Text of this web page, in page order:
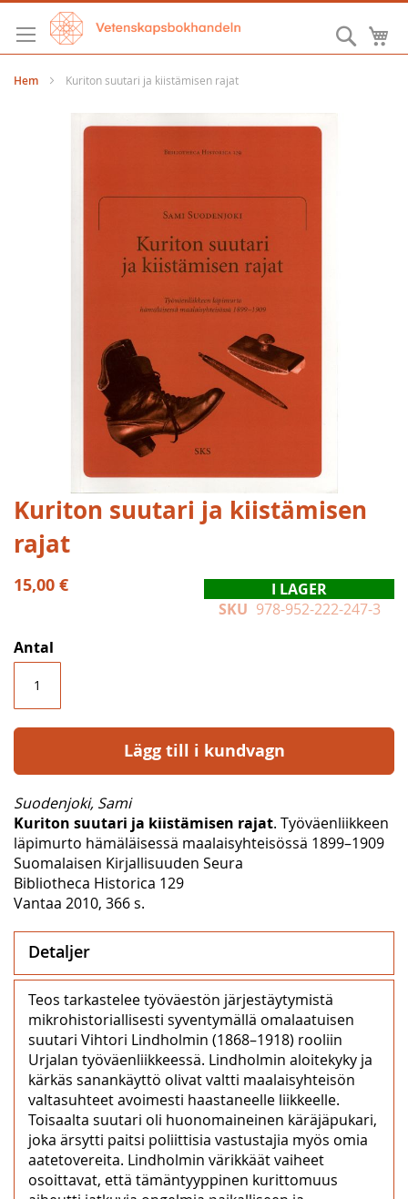
Hoppa
till
innehållet
Sök
Hem Kuriton suutari ja kiistämisen rajat
bildgalleriet
Hoppa
till
början
bildgalleriet
Kuriton suutari ja kiistämisen
rajat
15,00 €
I LAGER
SKU 978-952-222-247-3
Antal
Lägg till i kundvagn
Suodenjoki, Sami
Kuriton suutari ja kiistämisen rajat. Työväenliikkeen
läpimurto hämäläisessä maalaisyhteisössä 1899–1909
Suomalaisen Kirjallisuuden Seura
Bibliotheca Historica 129
Vantaa 2010, 366 s.
Detaljer
Teos tarkastelee työväestön järjestäytymistä
mikrohistoriallisesti syventymällä omalaatuisen
suutari Vihtori Lindholmin (1868–1918) rooliin
Urjalan työväenliikkeessä. Lindholmin aloitekyky ja
kärkäs sanankäyttö olivat valtti maalaisyhteisön
valtasuhteet avoimesti haastaneelle liikkeelle.
Toisaalta suutari oli huonomaineinen käräjäpukari,
joka ärsytti paitsi poliittisia vastustajia myös omia
aatetovereita. Lindholmin värikkäät vaiheet
osoittavat, että tämäntyyppinen kurittomuus